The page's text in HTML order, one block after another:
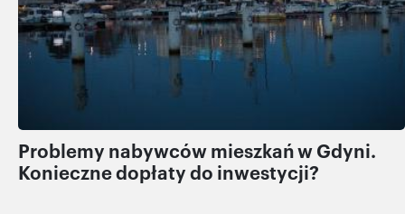
Problemy nabywców mieszkań w Gdyni.
Konieczne dopłaty do inwestycji?